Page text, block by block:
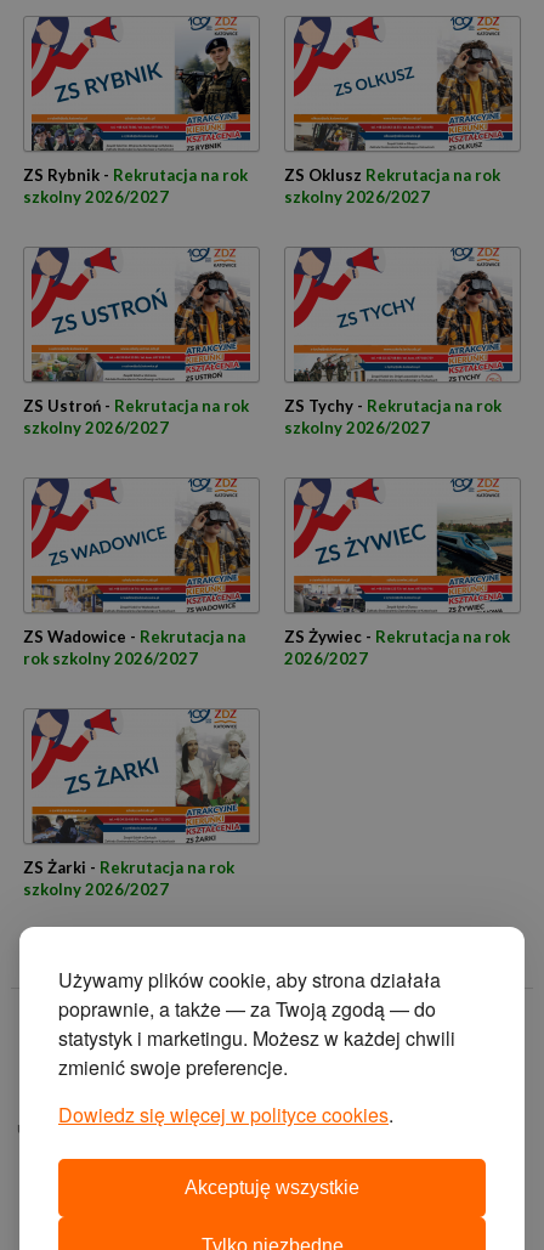
Używamy plików cookie, aby strona działała
poprawnie, a także — za Twoją zgodą — do
statystyk i marketingu. Możesz w każdej chwili
zmienić swoje preferencje.
Dowiedz się więcej w polityce cookies.
Akceptuję wszystkie
Tylko niezbędne
ZS Rybnik - Rekrutacja na rok
szkolny 2026/2027
ZS Oklusz Rekrutacja na rok
szkolny 2026/2027
ZS Ustroń - Rekrutacja na rok
szkolny 2026/2027
ZS Tychy - Rekrutacja na rok
szkolny 2026/2027
ZS Wadowice - Rekrutacja na
rok szkolny 2026/2027
ZS Żywiec - Rekrutacja na rok
2026/2027
ZS Żarki - Rekrutacja na rok
szkolny 2026/2027
© 2014 Zakład
Doskonalenia
Zawodowego w
ul. Krasińskiego 2, 40-
projekt i wykonanie: